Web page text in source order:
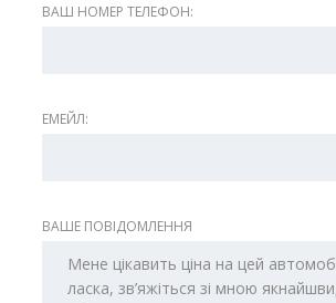
ВАШ НОМЕР ТЕЛЕФОН:
ЕМЕЙЛ:
ВАШЕ ПОВІДОМЛЕННЯ